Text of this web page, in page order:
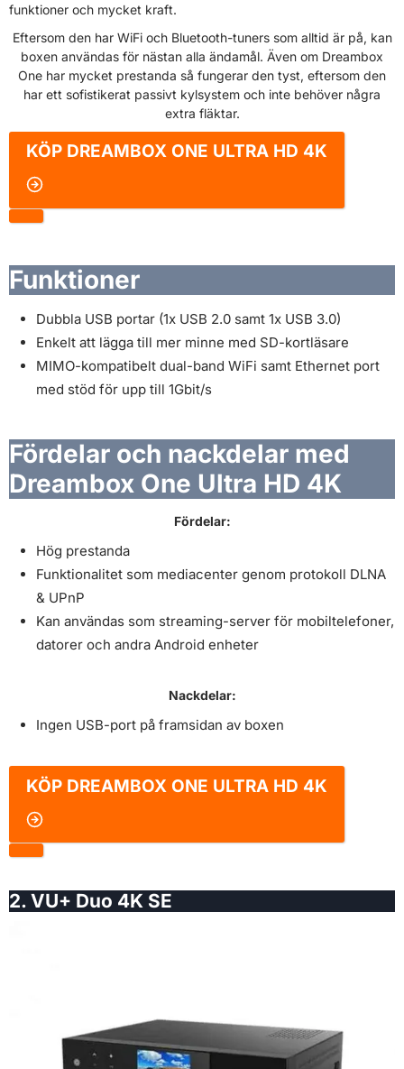
funktioner och mycket kraft.
Eftersom den har WiFi och Bluetooth-tuners som alltid är på, kan
boxen användas för nästan alla ändamål. Även om Dreambox
One har mycket prestanda så fungerar den tyst, eftersom den
har ett sofistikerat passivt kylsystem och inte behöver några
extra fläktar.
KÖP DREAMBOX ONE ULTRA HD 4K
Funktioner
Dubbla USB portar (1x USB 2.0 samt 1x USB 3.0)
Enkelt att lägga till mer minne med SD-kortläsare
MIMO-kompatibelt dual-band WiFi samt Ethernet port
med stöd för upp till 1Gbit/s
Fördelar och nackdelar med
Dreambox One Ultra HD 4K
Fördelar:
Hög prestanda
Funktionalitet som mediacenter genom protokoll DLNA
& UPnP
Kan användas som streaming-server för mobiltelefoner,
datorer och andra Android enheter
Nackdelar:
Ingen USB-port på framsidan av boxen
KÖP DREAMBOX ONE ULTRA HD 4K
2. VU+ Duo 4K SE